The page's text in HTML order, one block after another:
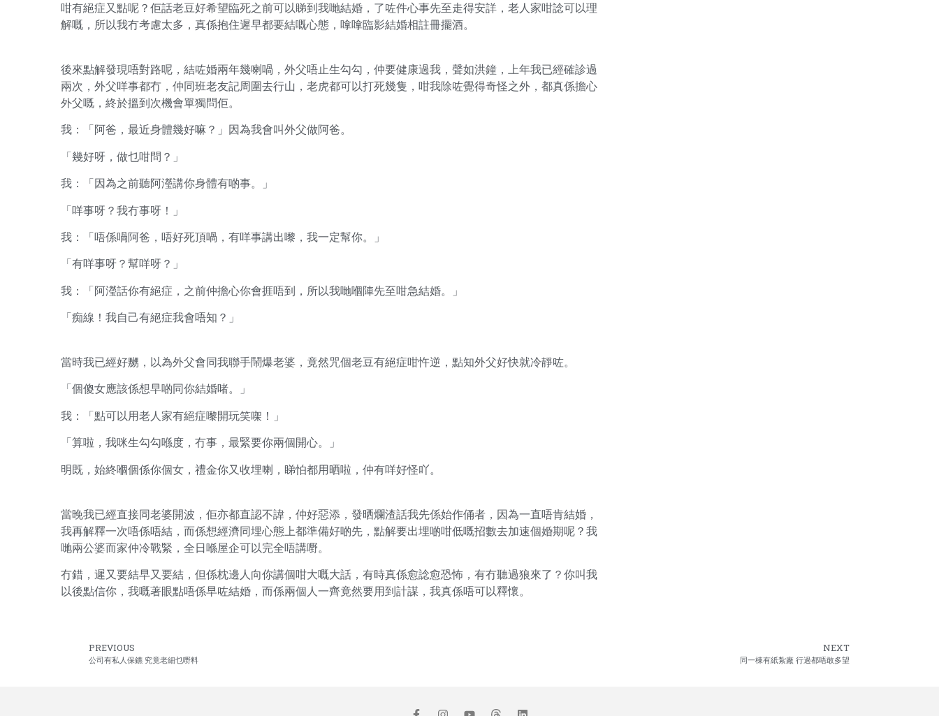
咁有絕症又點呢？佢話老豆好希望臨死之前可以睇到我哋結婚，了咗件心事先至走得安詳，老人家咁諗可以理
解嘅，所以我冇考慮太多，真係抱住遲早都要結嘅心態，嗱嗱臨影結婚相註冊擺酒。
後來點解發現唔對路呢，結咗婚兩年幾喇喎，外父唔止生勾勾，仲要健康過我，聲如洪鐘，上年我已經確診過
兩次，外父咩事都冇，仲同班老友記周圍去行山，老虎都可以打死幾隻，咁我除咗覺得奇怪之外，都真係擔心
外父嘅，終於搵到次機會單獨問佢。
我：「阿爸，最近身體幾好嘛？」因為我會叫外父做阿爸。
「幾好呀，做乜咁問？」
我：「因為之前聽阿瀅講你身體有啲事。」
「咩事呀？我冇事呀！」
我：「唔係喎阿爸，唔好死頂喎，有咩事講出嚟，我一定幫你。」
「有咩事呀？幫咩呀？」
我：「阿瀅話你有絕症，之前仲擔心你會捱唔到，所以我哋嗰陣先至咁急結婚。」
「痴線！我自己有絕症我會唔知？」
當時我已經好嬲，以為外父會同我聯手鬧爆老婆，竟然咒個老豆有絕症咁忤逆，點知外父好快就冷靜咗。
「個傻女應該係想早啲同你結婚啫。」
我：「點可以用老人家有絕症嚟開玩笑㗎！」
「算啦，我咪生勾勾喺度，冇事，最緊要你兩個開心。」
明既，始終嗰個係你個女，禮金你又收埋喇，睇怕都用晒啦，仲有咩好怪吖。
當晚我已經直接同老婆開波，佢亦都直認不諱，仲好惡添，發晒爛渣話我先係始作俑者，因為一直唔肯結婚，
我再解釋一次唔係唔結，而係想經濟同埋心態上都準備好啲先，點解要出埋啲咁低嘅招數去加速個婚期呢？我
哋兩公婆而家仲冷戰緊，全日喺屋企可以完全唔講嘢。
冇錯，遲又要結早又要結，但係枕邊人向你講個咁大嘅大話，有時真係愈諗愈恐怖，有冇聽過狼來了？你叫我
以後點信你，我嘅著眼點唔係早咗結婚，而係兩個人一齊竟然要用到計謀，我真係唔可以釋懷。
PREVIOUS
公司有私人保鑣 究竟老細乜嘢料
NEXT
同一棟有紙紮廠 行過都唔敢多望